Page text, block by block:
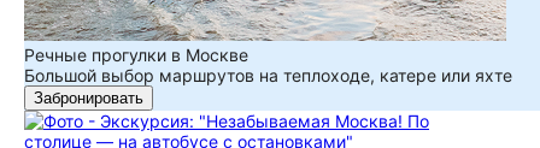
Речные прогулки в Москве
Большой выбор маршрутов на теплоходе, катере или яхте
Забронировать